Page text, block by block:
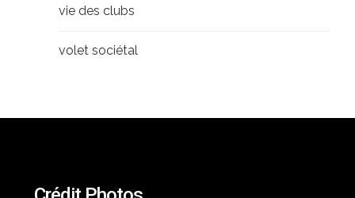
vie des clubs
volet sociétal